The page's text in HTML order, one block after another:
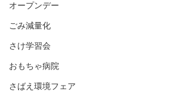
オープンデー
ごみ減量化
さけ学習会
おもちゃ病院
さばえ環境フェア